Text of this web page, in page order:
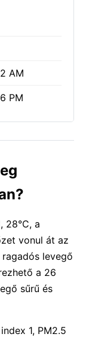
AM
PM
28°C, a
vonul át az
levegő
a 26
sűrű és
1, PM2.5